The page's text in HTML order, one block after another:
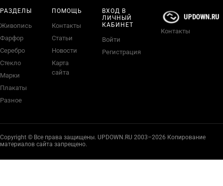
РАЗДЕЛЫ
Живопись
Фарфор
Серебро
Стекло
Марки
Плакаты
Разное
ПОМОЩЬ
Контакты
Статьи
Новости
Карта
сайта
ВХОД В
ЛИЧНЫЙ
КАБИНЕТ
Войти
Регистрация
Контакты
Copyright © Все права защищены. UPDOWN.RU 2003–2026 Копирование
материалов сайта запрещено.